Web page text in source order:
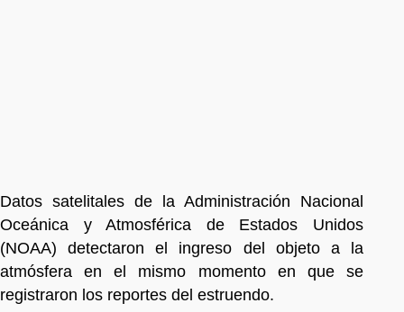
Datos satelitales de la Administración Nacional
Oceánica y Atmosférica de Estados Unidos
(NOAA) detectaron el ingreso del objeto a la
atmósfera en el mismo momento en que se
registraron los reportes del estruendo.